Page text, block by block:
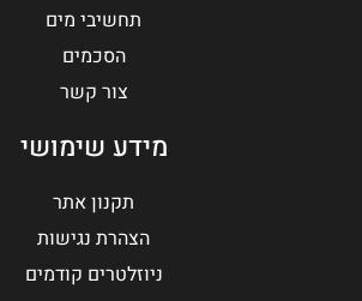
תחשיבי מים
הסכמים
צור קשר
מידע שימושי
תקנון אתר
הצהרת נגישות
ניוזלטרים קודמים